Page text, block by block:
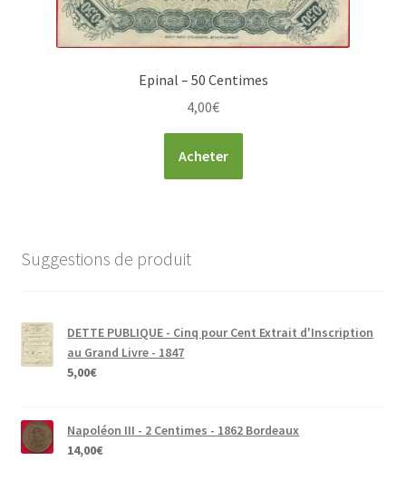
Epinal – 50 Centimes
4,00€
Acheter
Suggestions de produit
DETTE PUBLIQUE - Cinq pour Cent Extrait d'Inscription
au Grand Livre - 1847
5,00€
Napoléon III - 2 Centimes - 1862 Bordeaux
14,00€